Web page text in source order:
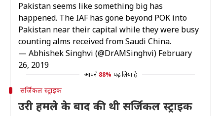
Pakistan seems like something big has
happened. The IAF has gone beyond POK into
Pakistan near their capital while they were busy
counting alms received from Saudi China.
— Abhishek Singhvi (@DrAMSinghvi) February
26, 2019
आपने 88% पढ़ लिया है
सर्जिकल स्ट्राइक
उरी हमले के बाद की थी सर्जिकल स्ट्राइक